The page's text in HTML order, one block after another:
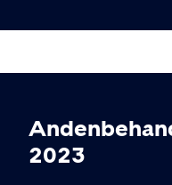
2023